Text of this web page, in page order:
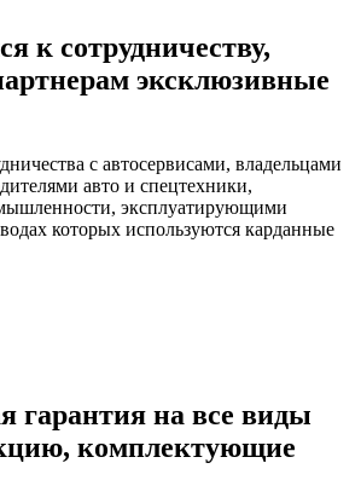
к сотрудничеству,
эксклюзивные
с автосервисами, владельцами
авто и спецтехники,
эксплуатирующими
которых используются карданные
гарантия на все виды
комплектующие